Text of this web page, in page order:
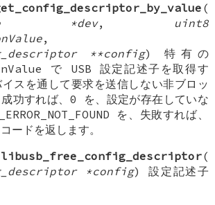
(
*dev, uint8
,
**config) 特有の
で USB 設定記述子を取得す
スを通して要求を送信しない非ブロッ
功すれば、0 を、設定が存在していな
を、失敗すれば、
ードを返します。
libusb_free_config_descriptor(
*config) 設定記述子